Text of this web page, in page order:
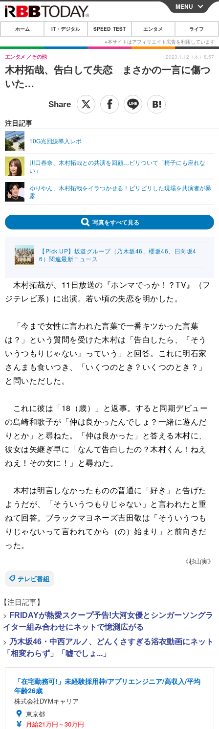
CLOSE
ホーム
IT・デジタル
IT・デジタルTOP スマートフォン
その他
SPEED TEST
映画・ドラマ
ショッピング その他
ライフTOP
リリース一覧
プッシュ通知の停止方法
MENU
ホーム IT・デジタル SPEED TEST エンタメ ライフ
木村拓哉、告白して失恋 まさかの一言に傷つ
いた…
エンタメ その他
注目記事
10G光回線導入レポ
川口春奈、木村拓哉との共演を回顧…ピリついて「椅子にも座れな
い」
ゆりやん、木村拓哉をイラつかせる！ピリピリした現場を共演者が暴
露
2023.1.12（木）8:57
写真をすべて見る
【Pick UP】坂道グループ（乃木坂46、櫻坂46、日向坂4
6）関連最新ニュース
木村拓哉が、11日放送の『ホンマでっか！？TV』（フ
ジテレビ系）に出演。若い頃の失恋を明かした。
「今まで女性に言われた言葉で一番キツかった言葉
は？」という質問を受けた木村は「告白したら、『そう
いうつもりじゃない』っていう」と回答。これに明石家
さんまも食いつき、「いくつのとき？いくつのとき？」
と問いただした。
これに彼は「18（歳）」と返事。すると同期デビュー
の島崎和歌子が「仲は良かったんでしょ？一緒に遊んだ
りとか」と尋ねた。「仲は良かった」と答える木村に、
彼女は矢継ぎ早に「なんて告白したの？木村くん！ねえ
ねえ！その女に！」と尋ねた。
木村は明言しなかったものの普通に「好き」と告げた
ようだが、「そういうつもりじゃない」と言われたと重
ねて回答。ブラックマヨネーズ吉田敬は「そういうつも
りじゃないって言われてから（の）始まり」と前向きだ
った。
《杉山実》
テレビ番組
【注目記事】
> FRIDAYが熱愛スクープ予告!大河女優とシンガーソングラ
イター組み合わせにネットで憶測広がる
> 乃木坂46・中西アルノ、どんくさすぎる浴衣動画にネット
「相変わらず」「嘘でしょ...」
「在宅勤務可!」未経験採用枠/アプリエンジニア/高収入/平均
年齢26歳
株式会社DYMキャリア
東京都
月給21万円～30万円